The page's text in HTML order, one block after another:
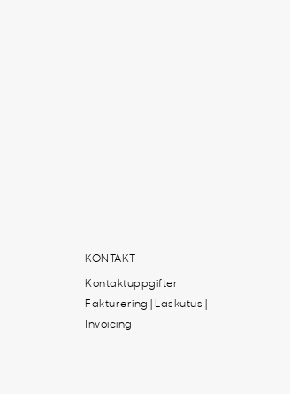
KONTAKT
Kontaktuppgifter
Fakturering | Laskutus |
Invoicing